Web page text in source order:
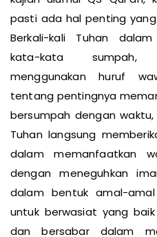
kajian ulumul QS Qur'an,
pasti ada hal penting yang
Berkali-kali Tuhan
kata-kata sumpah,
menggunakan huruf
tentang pentingnya
bersumpah dengan
Tuhan langsung
dalam memanfaatkan
dengan meneguhkan
dalam bentuk amal-
untuk berwasiat yang